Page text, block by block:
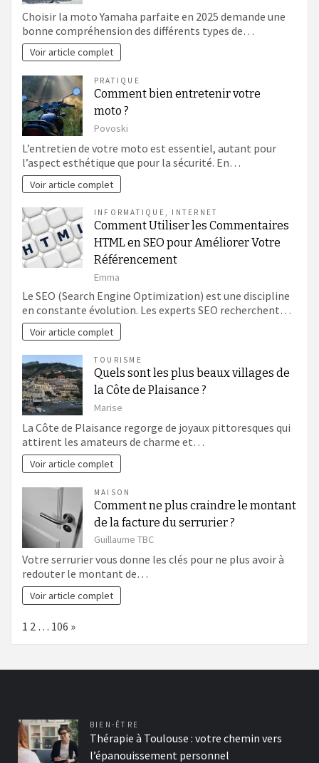
Choisir la moto Yamaha parfaite en 2025 demande une
bonne compréhension des différents types de…
Voir article complet
PRATIQUE
Comment bien entretenir votre
moto ?
Povoski
L’entretien de votre moto est essentiel, autant pour
l’aspect esthétique que pour la sécurité. En…
Voir article complet
INFORMATIQUE, INTERNET
Comment Utiliser les Commentaires
HTML en SEO pour Améliorer Votre
Référencement
Emma
Le SEO (Search Engine Optimization) est une discipline
en constante évolution. Les experts SEO recherchent…
Voir article complet
TOURISME
Quels sont les plus beaux villages de
la Côte de Plaisance ?
Marise
La Côte de Plaisance regorge de joyaux pittoresques qui
attirent les amateurs de charme et…
Voir article complet
MAISON
Comment ne plus craindre le montant
de la facture du serrurier ?
Guillaume TBC
Votre serrurier vous donne les clés pour ne plus avoir à
redouter le montant de…
Voir article complet
Page:
1 2 … 106 Next
»
BIEN-ÊTRE
Thérapie à Toulouse : votre chemin vers
l’épanouissement personnel